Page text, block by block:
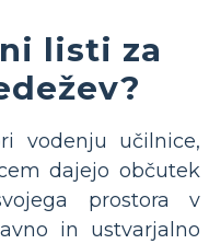
listi za
vodenju učilnice,
dajejo občutek
prostora v
in ustvarjalno